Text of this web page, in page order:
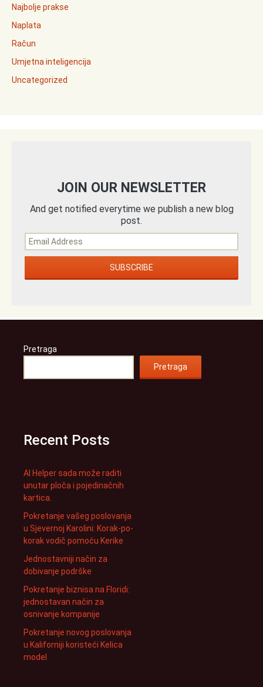
Najbolje prakse
Naplata
Račun
Umjetna inteligencija
Uncategorized
JOIN OUR NEWSLETTER
And get notified everytime we publish a new blog
post.
Pretraga
Pretraga
Recent Posts
AI Helper sada može raditi
unutar ploča i pojedinačnih
kartica.
Pokretanje vašeg poslovanja
u Sjevernoj Karolini: Korak-po-
korak vodič pomoću Kerike
Jednostavniji način za
dobivanje podrške
Pokretanje biznisa na Floridi:
jednostavan način za
osnivanje kompanije
Pokretanje novog poslovanja
u Kaliforniji koristeći Kelica
model